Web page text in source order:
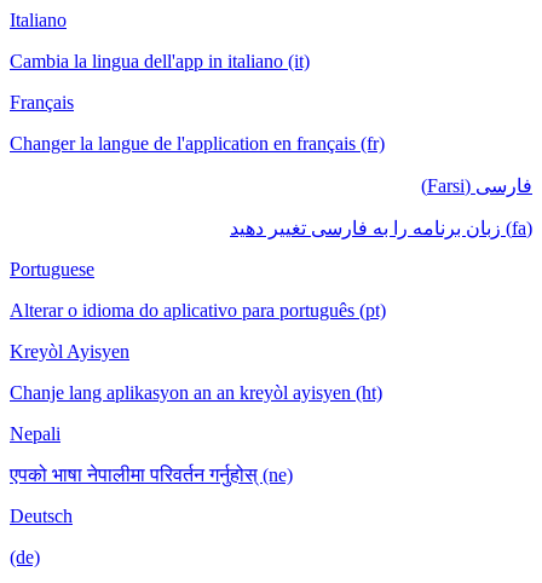
Italiano
Cambia la lingua dell'app in italiano (it)
Français
Changer la langue de l'application en français (fr)
فارسی (Farsi)
(fa) زبان برنامه را به فارسی تغییر دهید
Portuguese
Alterar o idioma do aplicativo para português (pt)
Kreyòl Ayisyen
Chanje lang aplikasyon an an kreyòl ayisyen (ht)
Nepali
एपको भाषा नेपालीमा परिवर्तन गर्नुहोस् (ne)
Deutsch
(de)